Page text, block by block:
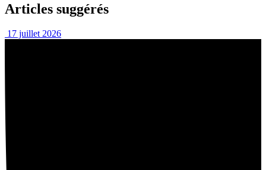
Articles suggérés
17 juillet 2026